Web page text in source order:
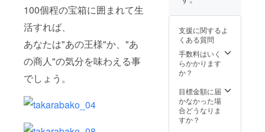
100個程の宝箱に囲まれて生
活すれば、
あなたは"あの王様"か、"あ
の商人"の気分を味わえる事
でしょう。
支援に関するよ
くある質問
手数料はいく
らかかります
か？
目標金額に届
かなかった場
合どうなりま
すか？